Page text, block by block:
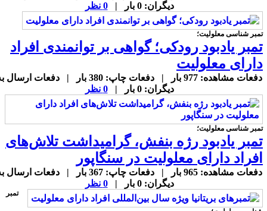
دیگران: 0 بار |
شناسی معلولیت؛
یادبود رودکی؛ گواهی بر توانمندی افراد
معلولیت
دفعات مشاهده: 977 بار | دفعات چاپ: 380 بار | دفعات ارسال به
دیگران: 0 بار |
شناسی معلولیت؛
یادبود رژه بنفش، گرامیداشت تلاش‌های
دارای معلولیت در سنگاپور
دفعات مشاهده: 965 بار | دفعات چاپ: 367 بار | دفعات ارسال به
دیگران: 0 بار |
تمبر